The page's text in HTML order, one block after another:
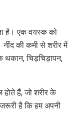
है। एक वयस्क को
की कमी से शरीर में
थकान, चिड़चिड़ापन,
होते हैं, जो शरीर के
है कि हम अपनी